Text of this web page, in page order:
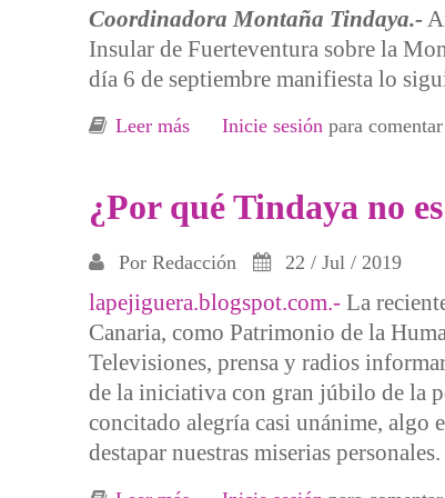
Coordinadora Montaña Tindaya.-
Insular de Fuerteventura sobre la
día 6 de septiembre manifiesta lo
Leer más sobre Nuevo tiempo y nuevas
Inicie sesiónpara comentar
¿Por qué Tindaya no
Por Redacción 22 / Jul / 2019
lapejiguera.blogspot.com.- La
Canaria, como Patrimonio de la
Televisiones, prensa y radios
de la iniciativa con gran júbilo de la
concitado alegría casi unánime,
destapar nuestras miserias personales.